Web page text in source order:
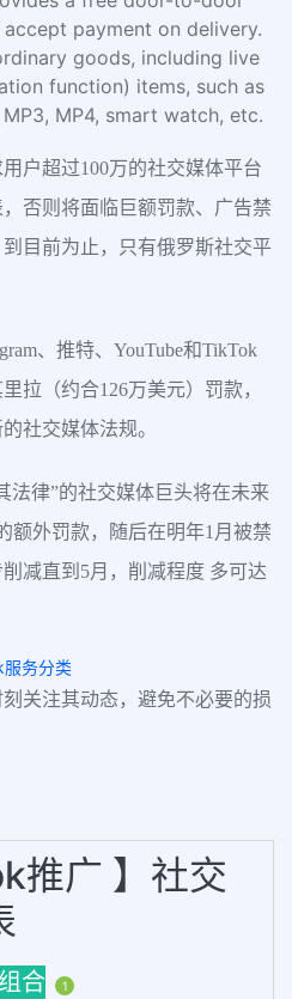
payment on delivery.
goods, including live
function) items, such as
MP4, smart watch, etc.
户超过100万的社交媒体平台
否则将面临巨额罚款、广告禁
目前为止，只有俄罗斯社交平
、推特、YouTube和TikTok
拉（约合126万美元）罚款，
社交媒体法规。
法律”的社交媒体巨头将在未来
额外罚款，随后在明年1月被禁
减直到5月，削减程度 多可达
务分类
关注其动态，避免不必要的损
推广 】社交
合 1